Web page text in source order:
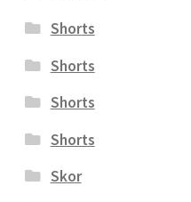
Shorts
Shorts
Shorts
Shorts
Skor